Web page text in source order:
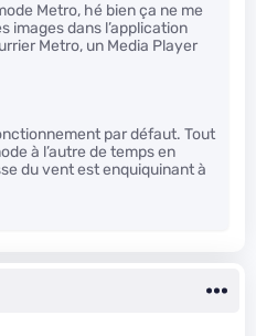
Metro, hé bien ça ne me
images dans l’application
Metro, un Media Player
par défaut. Tout
à l’autre de temps en
du vent est enquiquinant à